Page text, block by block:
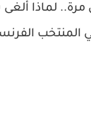
لماذا ألغى
المنتخب